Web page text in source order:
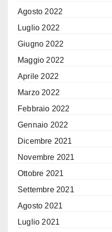
Agosto 2022
Luglio 2022
Giugno 2022
Maggio 2022
Aprile 2022
Marzo 2022
Febbraio 2022
Gennaio 2022
Dicembre 2021
Novembre 2021
Ottobre 2021
Settembre 2021
Agosto 2021
Luglio 2021